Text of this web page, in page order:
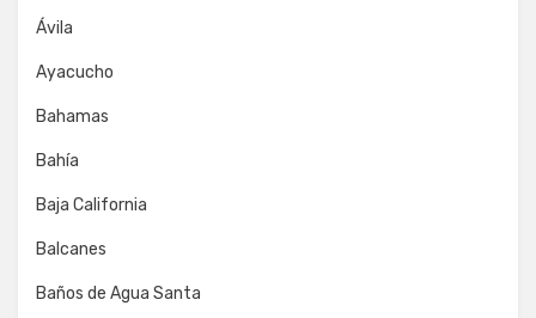
Ávila
Ayacucho
Bahamas
Bahía
Baja California
Balcanes
Baños de Agua Santa